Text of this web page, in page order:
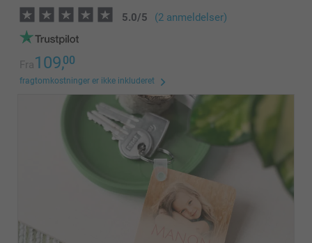
5.0/5 (2 anmeldelser)
Fra109,00
fragtomkostninger er ikke inkluderet